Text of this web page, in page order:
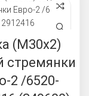
(М30х2)
стремянки
2 /6520-